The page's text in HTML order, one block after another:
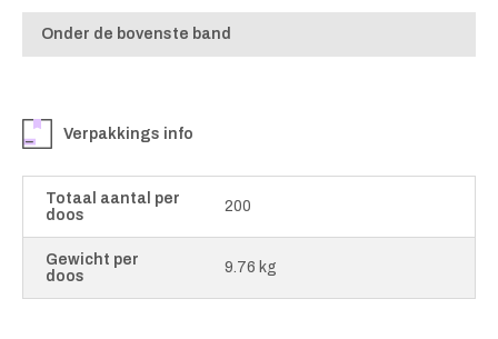
Onder de bovenste band
Verpakkings info
Totaal aantal per
doos
200
Gewicht per
doos
9.76 kg